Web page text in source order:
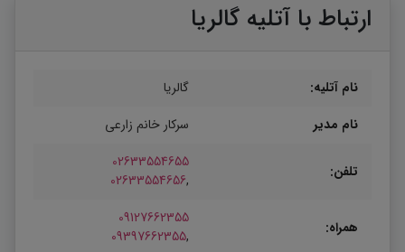
ارتباط با آتلیه گالریا
نام آتلیه:
گالریا
نام مدیر
سرکار خانم زارعی
تلفن:
02633554655
,
02633554656
همراه:
09127662355
,
09397662355